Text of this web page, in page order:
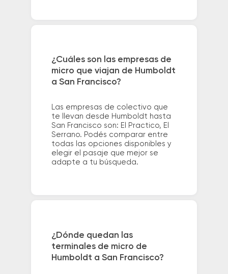
¿Cuáles son las empresas de
micro que viajan de Humboldt
a San Francisco?
Las empresas de colectivo que
te llevan desde Humboldt hasta
San Francisco son: El Practico, El
Serrano. Podés comparar entre
todas las opciones disponibles y
elegir el pasaje que mejor se
adapte a tu búsqueda.
¿Dónde quedan las
terminales de micro de
Humboldt a San Francisco?